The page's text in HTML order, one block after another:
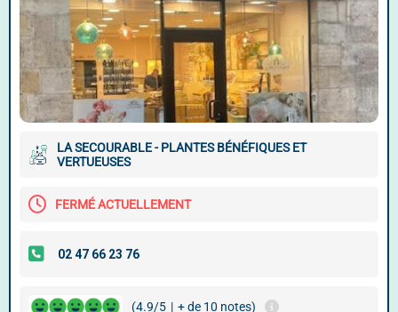
LA SECOURABLE - PLANTES BÉNÉFIQUES ET
VERTUEUSES
FERMÉ ACTUELLEMENT
(4.9/5 | + de 10 notes)